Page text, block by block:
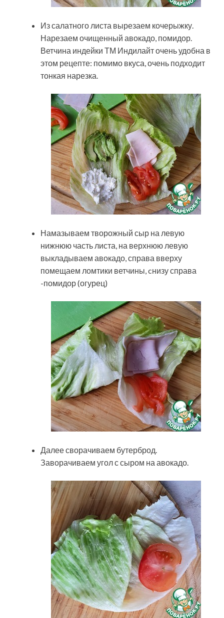
Из салатного листа вырезаем кочерыжку.
Нарезаем очищенный авокадо, помидор.
Ветчина индейки ТМ Индилайт очень удобна в
этом рецепте: помимо вкуса, очень подходит
тонкая нарезка.
Намазываем творожный сыр на левую
нижнюю часть листа, на верхнюю левую
выкладываем авокадо, справа вверху
помещаем ломтики ветчины, cнизу справа
-помидор (огурец)
Далее сворачиваем бутерброд.
Заворачиваем угол с сыром на авокадо.